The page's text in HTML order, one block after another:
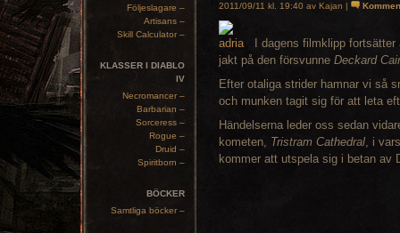
Följeslagare –
Artisans –
Skill Calculator –
KLASSER I DIABLO
IV
Necromancer –
Barbarian –
Sorceress –
Rogue –
Druid –
Spiritborn –
BÖCKER
Samtliga böcker –
2011/09/11 kl. 19:40 av Kajan |
I dagens filmklipp
jakt på den försvunne Deckard
Efter otaliga strider hamnar vi så
och munken tagit sig för att leta
Händelserna leder oss sedan
kometen, Tristram Cathedral, i
kommer att utspela sig i betan av